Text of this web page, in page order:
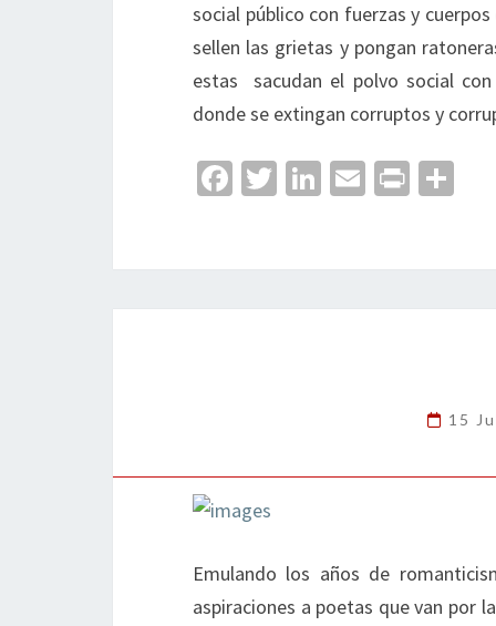
social público con fuerzas y
sellen las grietas y pongan
estas sacudan el polvo social
donde se extingan corruptos y
Fa
o
T
Li
n
E
Pr
ar
15
Emulando los años de
aspiraciones a poetas que van por